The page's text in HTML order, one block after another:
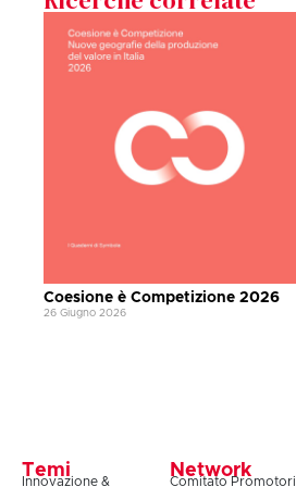
Coesione è Competizione 2026
26 Giugno 2026
Temi
Innovazione &
Network
Comitato Promotori